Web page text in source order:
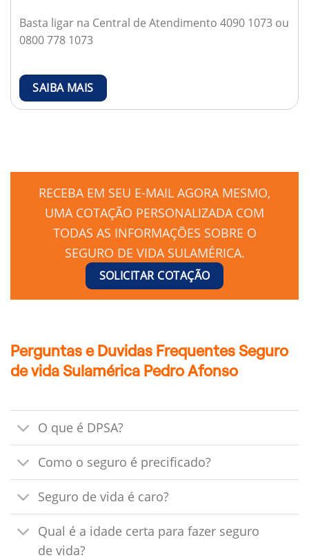
Basta ligar na Central de Atendimento 4090 1073 ou
0800 778 1073
SAIBA MAIS
RECEBA EM SEU E-MAIL AGORA MESMO,
UMA COTAÇÃO PERSONALIZADA COM
TODAS AS INFORMAÇÕES SOBRE O
SEGURO DE VIDA SULAMÉRICA.
SOLICITAR COTAÇÃO
Perguntas e Duvidas Frequentes Seguro
de vida Sulamérica Pedro Afonso
O que é DPSA?
Como o seguro é precificado?
Seguro de vida é caro?
Qual é a idade certa para fazer seguro
de vida?